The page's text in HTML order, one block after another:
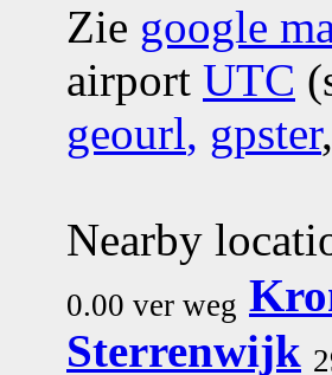
Zie google
airport UTC
geourl, gpster,
Nearby
0.00 ver weg
Sterrenwijk